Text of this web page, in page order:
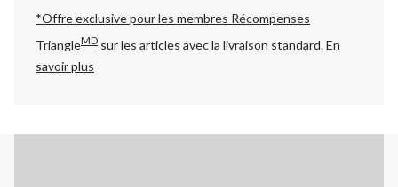
*Offre exclusive pour les membres Récompenses
TriangleMD sur les articles avec la livraison standard.En
savoir plus